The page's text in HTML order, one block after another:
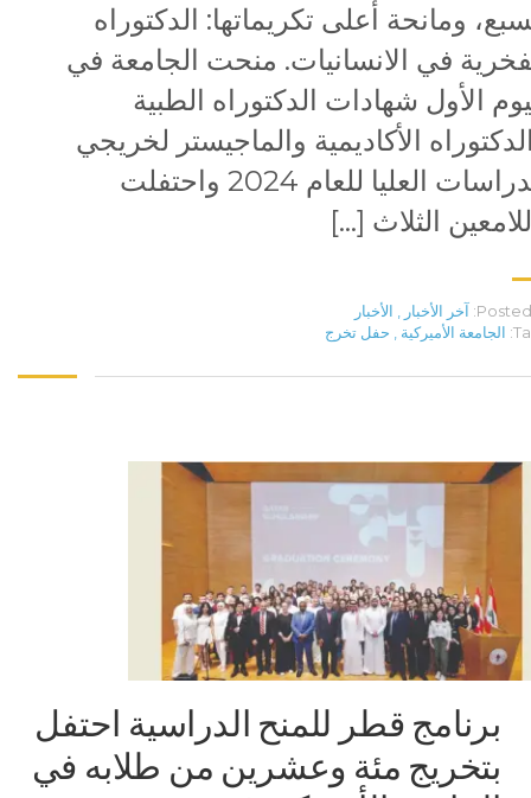
ومانحة أعلى تكريماتها: الدكتوراه
في الانسانيات. منحت الجامعة في
الأول شهادات الدكتوراه الطبية
الأكاديمية والماجيستر لخريجي
الدراسات العليا للعام 2024 واحتفلت
الثلاث […]
Posted آخر الأخبار
الأخبار
الجامعة الأميركية حفل تخرج
برنامج قطر للمنح الدراسية احتفل
بتخريج مئة وعشرين من طلابه في